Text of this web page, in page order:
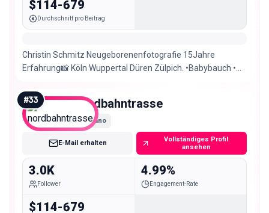
$114-679
Durchschnitt pro Beitrag
Christin Schmitz Neugeborenenfotografie 15Jahre
Erfahrung📸 Köln Wuppertal Düren Zülpich. •Babybauch •
#33 nordbahntrasse
Nano
E-Mail erhalten
Vollständiges Profil
ansehen
3.0K
Follower
4.99%
Engagement-Rate
$114-679